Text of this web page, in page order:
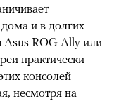
дома и в долгих
Asus ROG Ally или
практически
консолей
несмотря на